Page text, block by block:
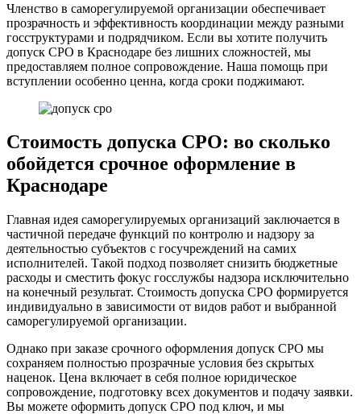
Членство в саморегулируемой организации обеспечивает
прозрачность и эффективность координации между разными
госструктурами и подрядчиком. Если вы хотите получить
допуск СРО в Краснодаре без лишних сложностей, мы
предоставляем полное сопровождение. Наша помощь при
вступлении особенно ценна, когда сроки поджимают.
Стоимость допуска СРО: во сколько
обойдется срочное оформление в
Краснодаре
Главная идея саморегулируемых организаций заключается в
частичной передаче функций по контролю и надзору за
деятельностью субъектов с госучреждений на самих
исполнителей. Такой подход позволяет снизить бюджетные
расходы и сместить фокус госслужбы надзора исключительно
на конечный результат. Стоимость допуска СРО формируется
индивидуально в зависимости от видов работ и выбранной
саморегулируемой организации.
Однако при заказе срочного оформления допуск СРО мы
сохраняем полностью прозрачные условия без скрытых
наценок. Цена включает в себя полное юридическое
сопровождение, подготовку всех документов и подачу заявки.
Вы можете оформить допуск СРО под ключ, и мы